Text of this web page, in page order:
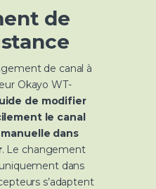
de
de canal à
Okayo WT-
de modifier
le canal
dans
. Le changement
dans
s’adaptent